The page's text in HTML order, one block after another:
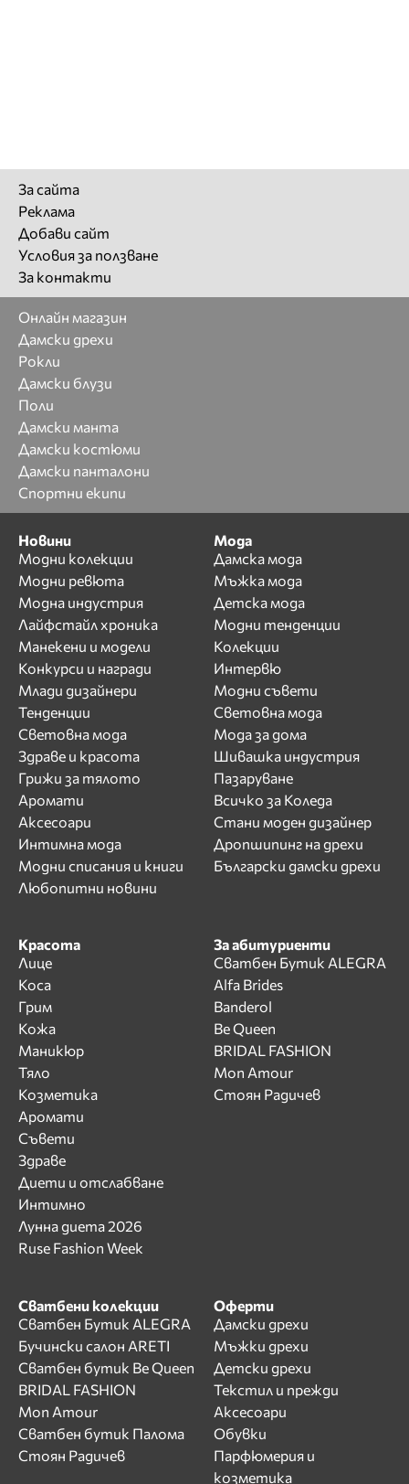
За сайта
Реклама
Добави сайт
Условия за ползване
За контакти
Онлайн магазин
Дамски дрехи
Рокли
Дамски блузи
Поли
Дамски манта
Дамски костюми
Дамски панталони
Спортни екипи
Новини
Модни колекции
Модни ревюта
Модна индустрия
Лайфстайл хроника
Манекени и модели
Конкурси и награди
Млади дизайнери
Тенденции
Световна мода
Здраве и красота
Грижи за тялото
Аромати
Аксесоари
Интимна мода
Модни списания и книги
Любопитни новини
Мода
Дамска мода
Мъжка мода
Детска мода
Модни тенденции
Колекции
Интервю
Модни съвети
Световна мода
Мода за дома
Шивашка индустрия
Пазаруване
Всичко за Коледа
Стани моден дизайнер
Дропшипинг на дрехи
Български дамски дрехи
Красота
Лице
Коса
Грим
Кожа
Маникюр
Тяло
Козметика
Аромати
Съвети
Здраве
Диети и отслабване
Интимно
Лунна диета 2026
Ruse Fashion Week
За абитуриенти
Сватбен Бутик ALEGRA
Alfa Brides
Banderol
Be Queen
BRIDAL FASHION
Mon Amour
Стоян Радичев
Сватбени колекции
Сватбен Бутик ALEGRA
Бучински салон ARETI
Сватбен бутик Be Queen
BRIDAL FASHION
Mon Amour
Сватбен бутик Палома
Стоян Радичев
Оферти
Дамски дрехи
Мъжки дрехи
Детски дрехи
Текстил и прежди
Аксесоари
Обувки
Парфюмерия и
козметика